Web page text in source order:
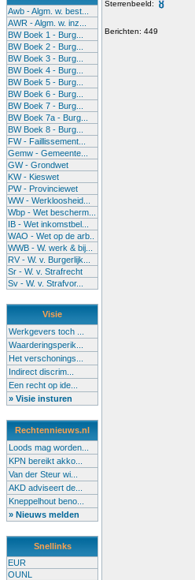
Awb - Algm. w. best...
AWR - Algm. w. inz...
BW Boek 1 - Burg...
BW Boek 2 - Burg...
BW Boek 3 - Burg...
BW Boek 4 - Burg...
BW Boek 5 - Burg...
BW Boek 6 - Burg...
BW Boek 7 - Burg...
BW Boek 7a - Burg...
BW Boek 8 - Burg...
FW - Faillissement...
Gemw - Gemeente...
GW - Grondwet
KW - Kieswet
PW - Provinciewet
WW - Werkloosheid...
Wbp - Wet bescherm...
IB - Wet inkomstbel...
WAO - Wet op de arb..
WWB - W. werk & bij...
RV - W. v. Burgerlijk...
Sr - W. v. Strafrecht
Sv - W. v. Strafvor...
Visie
Werkgevers toch ...
Waarderingsperik...
Het verschonings...
Indirect discrim...
Een recht op ide...
» Visie insturen
Rechtennieuws.nl
Loods mag worden...
KPN bereikt akko...
Van der Steur wi...
AKD adviseert de...
Kneppelhout beno...
» Nieuws melden
Snellinks
EUR
OUNL
Sterrenbeeld:
Berichten: 449